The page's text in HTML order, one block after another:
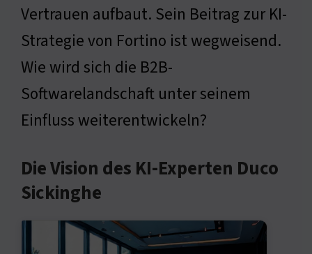
Vertrauen aufbaut. Sein Beitrag zur KI-
Strategie von Fortino ist wegweisend.
Wie wird sich die B2B-
Softwarelandschaft unter seinem
Einfluss weiterentwickeln?
Die Vision des KI-Experten Duco
Sickinghe